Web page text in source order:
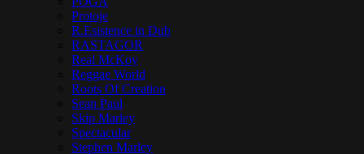
Protoje
R.Esistence in Dub
RASTAGOR
Real McKoy
Reggae World
Roots Of Creation
Sean Paul
Skip Marley
Spectacular
Stephen Marley